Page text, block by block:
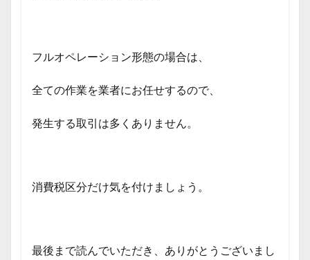
フルオペレーション形態の場合は、
全ての作業を業者にお任せするので、
発生する取引は多くありません。
消費税区分だけ気を付けましょう。
最後まで読んでいただき、ありがとうございまし